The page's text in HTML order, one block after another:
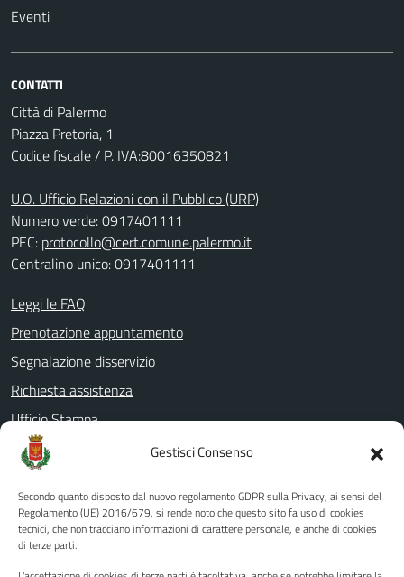
Gestisci Consenso
Secondo quanto disposto dal nuovo regolamento GDPR sulla Privacy, ai sensi del
Regolamento (UE) 2016/679, si rende noto che questo sito fa uso di cookies
tecnici, che non tracciano informazioni di carattere personale, e anche di cookies
di terze parti.
Eventi
CONTATTI
Città di Palermo
Piazza Pretoria, 1
Codice fiscale / P. IVA:80016350821
U.O. Ufficio Relazioni con il Pubblico (URP)
Numero verde: 0917401111
PEC: protocollo@cert.comune.palermo.it
Centralino unico: 0917401111
Leggi le FAQ
Prenotazione appuntamento
Segnalazione disservizio
Richiesta assistenza
Ufficio Stampa
Amministrazione Trasparente
Albo pretorio
Informativa privacy
Note legali